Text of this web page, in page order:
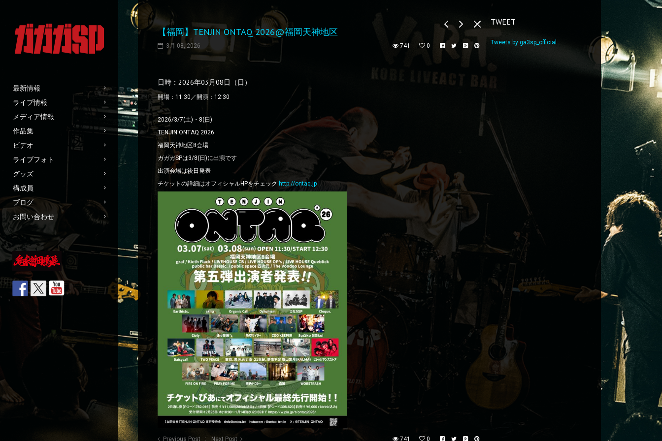
最新情報
ライブ情報
メディア情報
作品集
ビデオ
ライブフォト
グッズ
構成員
ブログ
お問い合わせ
【福岡】TENJIN ONTAQ 2026@福岡天神地区
3月 08, 2026 741 0
日時：2026年03月08日（日）
開場：11:30／開演：12:30
2026/3/7(土)・8(日)
TENJIN ONTAQ 2026
福岡天神地区8会場
ガガガSPは3/8(日)に出演です
出演会場は後日発表
チケットの詳細はオフィシャルHPをチェック http://ontaq.jp
Previous Post Next Post 741 0
TWEET
Tweets by ga3sp_official